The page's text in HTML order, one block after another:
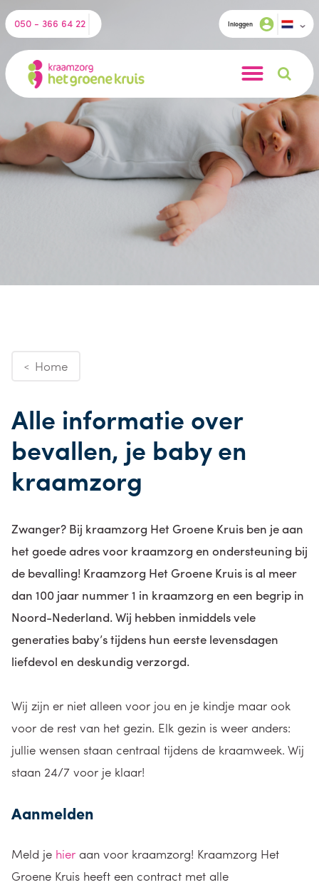
050 - 366 64 22 Inloggen
< Home
Alle informatie over
bevallen, je baby en
kraamzorg
Zwanger? Bij kraamzorg Het Groene Kruis ben je aan
het goede adres voor kraamzorg en ondersteuning bij
de bevalling! Kraamzorg Het Groene Kruis is al meer
dan 100 jaar nummer 1 in kraamzorg en een begrip in
Noord-Nederland. Wij hebben inmiddels vele
generaties baby’s tijdens hun eerste levensdagen
liefdevol en deskundig verzorgd.
Wij zijn er niet alleen voor jou en je kindje maar ook
voor de rest van het gezin. Elk gezin is weer anders:
jullie wensen staan centraal tijdens de kraamweek. Wij
staan 24/7 voor je klaar!
Aanmelden
Meld je hier aan voor kraamzorg! Kraamzorg Het
Groene Kruis heeft een contract met alle